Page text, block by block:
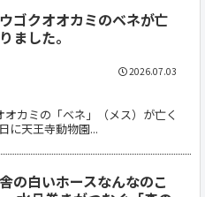
ゴクオオカミのベネが亡
ました。
カミの「ベネ」（メス）が亡く
に天王寺動物園...
2026.07.03
の白いホースなんなのこ